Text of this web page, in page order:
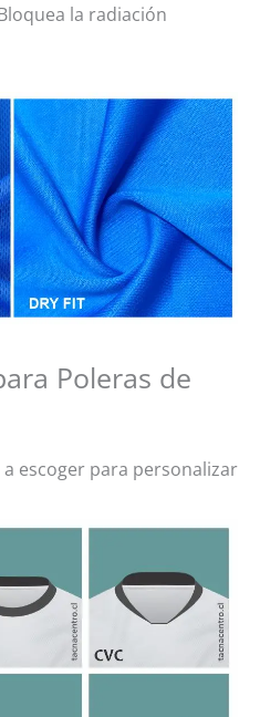
la radiación
Poleras de
escoger para personalizar